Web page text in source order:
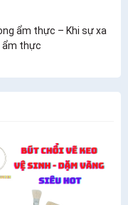
ẩm thực – Khi sự xa
ẩm thực